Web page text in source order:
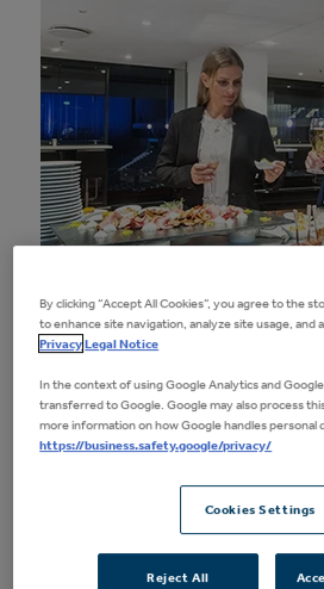
Premium Tickets
Überblick. Diese können Sie
in der Arena einzeln buchen
so zu einem unvergesslichen
By clicking “Accept All Cookies”, you agree to the
to enhance site navigation, analyze site usage, and
PrivacyLegal Notice
In the context of using Google Analytics and
transferred to Google. Google may also process
more information on how Google handles personal
https://business.safety.google/privacy/
Cookies Settings
Reject All